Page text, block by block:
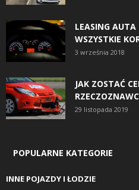
LEASING
WSZYSTKIE
3 września 2018
JAK ZOSTAĆ
29 listopada 2019
POPULARNE KATEGORIE
INNE POJAZDY I ŁODZIE